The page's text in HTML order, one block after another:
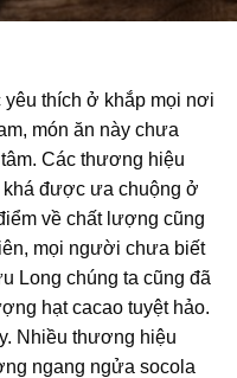
thích ở khắp mọi nơi
món ăn này chưa
Các thương hiệu
khá được ưa chuộng ở
về chất lượng cũng
mọi người chưa biết
Long chúng ta cũng đã
hạt cacao tuyệt hảo.
Nhiều thương hiệu
ngang ngửa socola